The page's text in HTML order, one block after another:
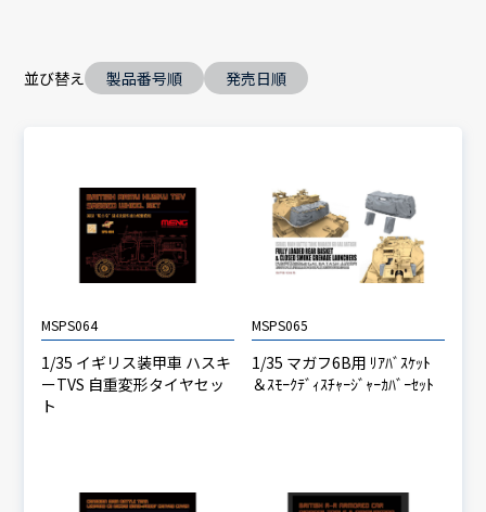
並び替え 製品番号順 発売日順
MSPS064
1/35 イギリス装甲車 ハスキ
ーTVS 自重変形タイヤセッ
ト
MSPS065
1/35 マガフ6B用 ﾘｱﾊﾞｽｹｯﾄ
＆ｽﾓｰｸﾃﾞｨｽﾁｬｰｼﾞｬｰｶﾊﾞｰｾｯﾄ